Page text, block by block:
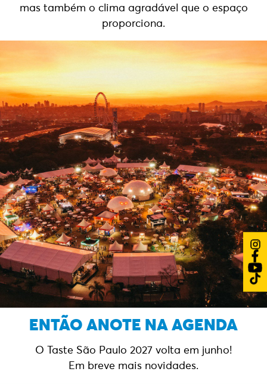
mas também o clima agradável que o espaço
proporciona.
ENTÃO ANOTE NA AGENDA
O Taste São Paulo 2027 volta em junho!
Em breve mais novidades.